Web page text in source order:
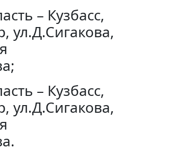
– Кузбасс,
ул.Д.Сигакова,
– Кузбасс,
ул.Д.Сигакова,